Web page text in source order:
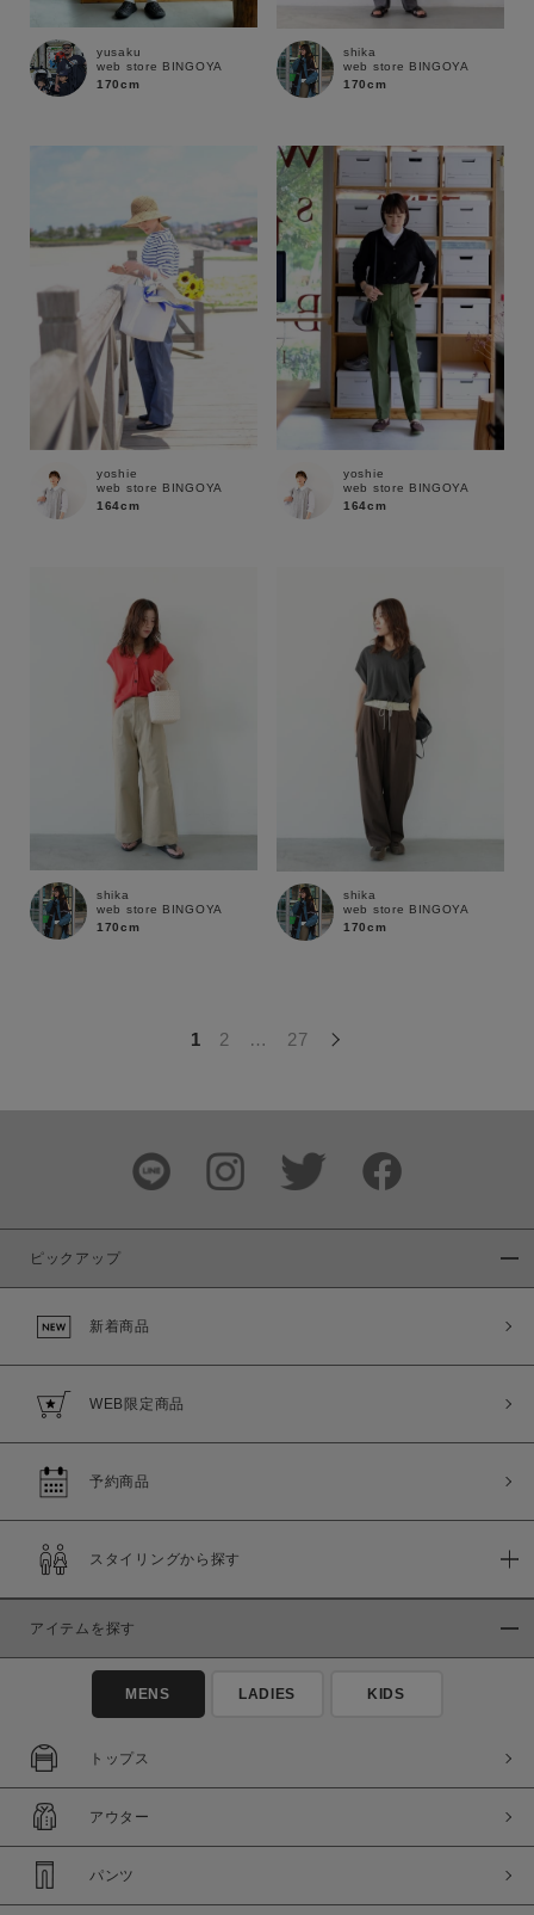
この条件で絞り込む
yusaku
web store BINGOYA
170cm
shika
web store BINGOYA
170cm
yoshie
web store BINGOYA
164cm
yoshie
web store BINGOYA
164cm
shika
web store BINGOYA
170cm
shika
web store BINGOYA
170cm
1 2 … 27
ピックアップ
新着商品
WEB限定商品
予約商品
スタイリングから探す
アイテムを探す
MENS LADIES KIDS
トップス
アウター
パンツ